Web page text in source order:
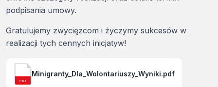
podpisania umowy.
Gratulujemy zwycięzcom i życzymy sukcesów w
realizacji tych cennych inicjatyw!
PDF
Minigranty_Dla_Wolontariuszy_Wyniki.pdf